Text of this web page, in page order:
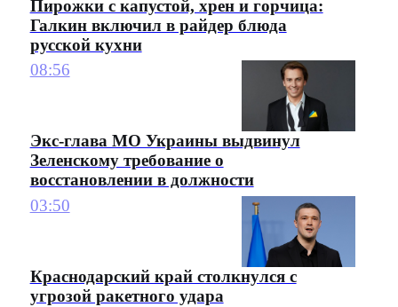
Пирожки с капустой, хрен и горчица:
Галкин включил в райдер блюда
русской кухни
08:56
Экс-глава МО Украины выдвинул
Зеленскому требование о
восстановлении в должности
03:50
Краснодарский край столкнулся с
угрозой ракетного удара